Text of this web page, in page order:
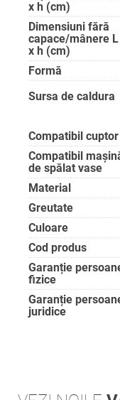
x h (cm)
Dimensiuni fără
capace/mânere L
x h (cm)
Formă
Sursa de caldura
Compatibil cuptor
Compatibil
de spălat vase
Material
Greutate
Culoare
Cod produs
Garanție
fizice
Garanție
juridice